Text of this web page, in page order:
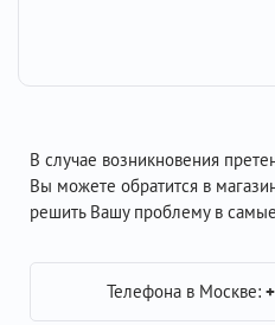
В случае возникновения
Вы можете обратится в
решить Вашу проблему в
Телефона в Москве: